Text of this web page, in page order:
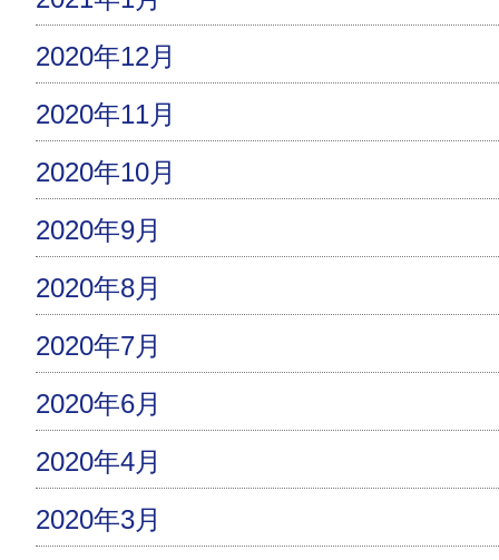
2020年12月
2020年11月
2020年10月
2020年9月
2020年8月
2020年7月
2020年6月
2020年4月
2020年3月